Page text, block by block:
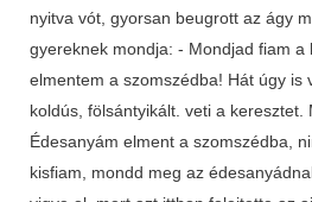
nyitva vót, gyorsan beugrott az ágy
gyereknek mondja: - Mondjad fiam a
elmentem a szomszédba! Hát úgy is
koldús, fölsántyikált. veti a keresztet.
Édesanyám elment a szomszédba,
kisfiam, mondd meg az